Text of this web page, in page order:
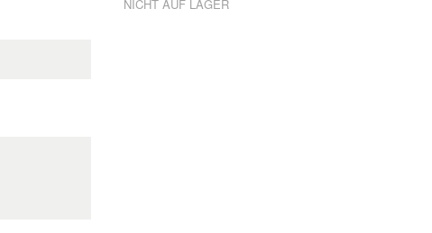
NICHT AUF LAGER